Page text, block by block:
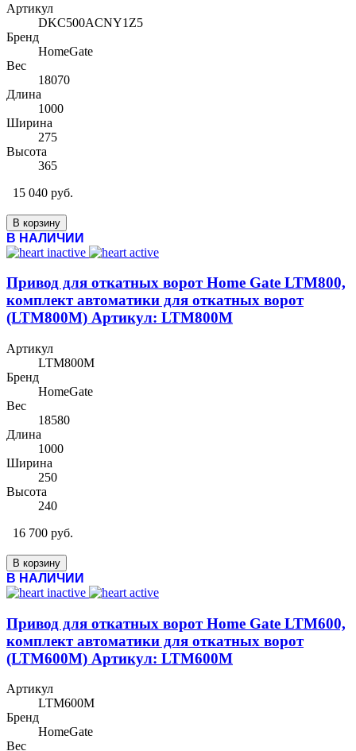
Артикул
DKC500ACNY1Z5
Бренд
HomeGate
Вес
18070
Длина
1000
Ширина
275
Высота
365
15 040 руб.
В корзину
В НАЛИЧИИ
Привод для откатных ворот Home Gate LTM800,
комплект автоматики для откатных ворот
(LTM800M) Артикул: LTM800M
Артикул
LTM800M
Бренд
HomeGate
Вес
18580
Длина
1000
Ширина
250
Высота
240
16 700 руб.
В корзину
В НАЛИЧИИ
Привод для откатных ворот Home Gate LTM600,
комплект автоматики для откатных ворот
(LTM600M) Артикул: LTM600M
Артикул
LTM600M
Бренд
HomeGate
Вес